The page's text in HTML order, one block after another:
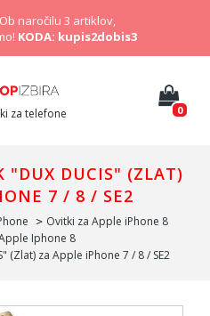
naročilu 3 artiklov,
KODA: kupis2dobis3
za telefone 0
"DUX DUCIS" (ZLAT)
7 / 8 / SE2
Ovitki za Apple iPhone 8
Iphone 8
(Zlat) za Apple iPhone 7 / 8 / SE2